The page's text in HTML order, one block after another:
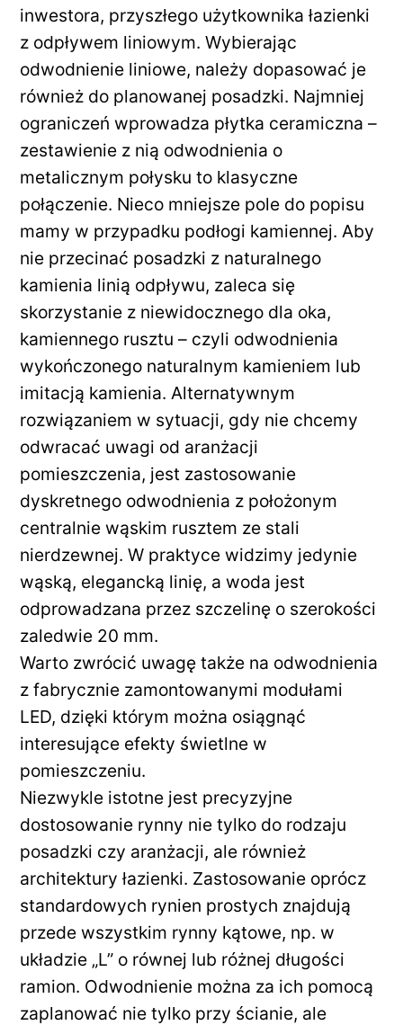
inwestora, przyszłego użytkownika łazienki
z odpływem liniowym. Wybierając
odwodnienie liniowe, należy dopasować je
również do planowanej posadzki. Najmniej
ograniczeń wprowadza płytka ceramiczna –
zestawienie z nią odwodnienia o
metalicznym połysku to klasyczne
połączenie. Nieco mniejsze pole do popisu
mamy w przypadku podłogi kamiennej. Aby
nie przecinać posadzki z naturalnego
kamienia linią odpływu, zaleca się
skorzystanie z niewidocznego dla oka,
kamiennego rusztu – czyli odwodnienia
wykończonego naturalnym kamieniem lub
imitacją kamienia. Alternatywnym
rozwiązaniem w sytuacji, gdy nie chcemy
odwracać uwagi od aranżacji
pomieszczenia, jest zastosowanie
dyskretnego odwodnienia z położonym
centralnie wąskim rusztem ze stali
nierdzewnej. W praktyce widzimy jedynie
wąską, elegancką linię, a woda jest
odprowadzana przez szczelinę o szerokości
zaledwie 20 mm.
Warto zwrócić uwagę także na odwodnienia
z fabrycznie zamontowanymi modułami
LED, dzięki którym można osiągnąć
interesujące efekty świetlne w
pomieszczeniu.
Niezwykle istotne jest precyzyjne
dostosowanie rynny nie tylko do rodzaju
posadzki czy aranżacji, ale również
architektury łazienki. Zastosowanie oprócz
standardowych rynien prostych znajdują
przede wszystkim rynny kątowe, np. w
układzie „L” o równej lub różnej długości
ramion. Odwodnienie można za ich pomocą
zaplanować nie tylko przy ścianie, ale